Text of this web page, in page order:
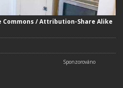
Commons / Attribution-Share Alike